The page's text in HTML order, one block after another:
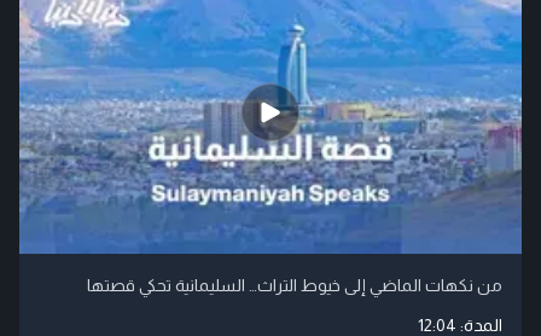
من نكهات الماضي إلى خيوط التراث… السليمانية تحكي قصتها
المدة: 12:04